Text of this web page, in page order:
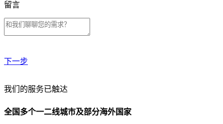
留言
下一步
贵公司预算范围是？
我们的服务已触达
全国多个一二线城市及部分海外国家